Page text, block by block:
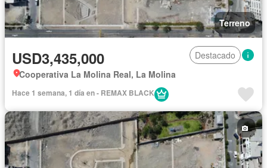
Terreno
USD3,435,000
Destacado
Cooperativa La Molina Real, La Molina
Hace 1 semana, 1 día en - REMAX BLACK